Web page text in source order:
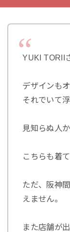
YUKI TORII
デザインも
それでいて浮
見知らぬ人
こちらも着
ただ、阪神
えません。
また店舗が